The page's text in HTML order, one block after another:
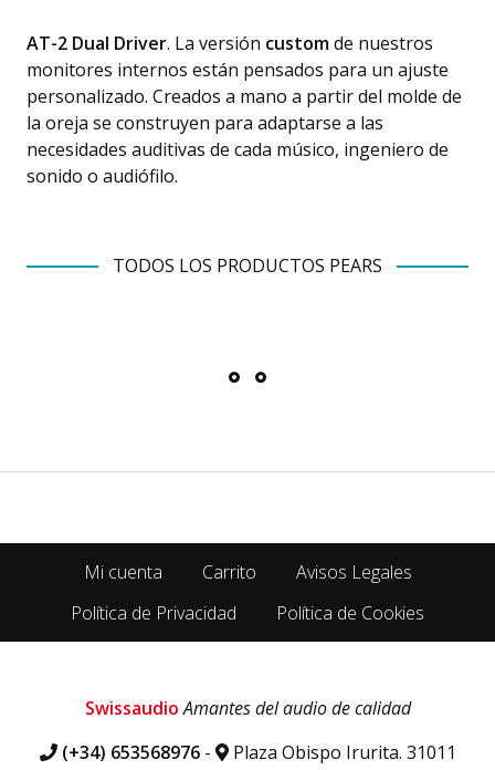
AT-2 Dual Driver. La versión customde nuestros
monitores internos están pensados para un ajuste
personalizado. Creados a mano a partir del molde de
la oreja se construyen para adaptarse a las
necesidades auditivas de cada músico, ingeniero de
sonido o audiófilo.
TODOS LOS PRODUCTOS PEARS
Mi cuenta Carrito
Avisos Legales
Política de Privacidad
Política de Cookies
Swissaudio Amantes del audio de calidad
(+34) 653568976-
Plaza Obispo Irurita. 31011